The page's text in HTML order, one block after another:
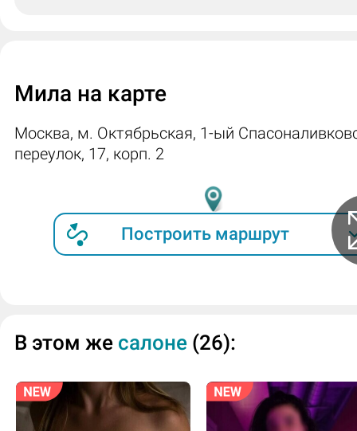
Мила на карте
Москва, м. Октябрьская, 1-ый
переулок, 17, корп. 2
Построить маршрут
В этом же салоне (26):